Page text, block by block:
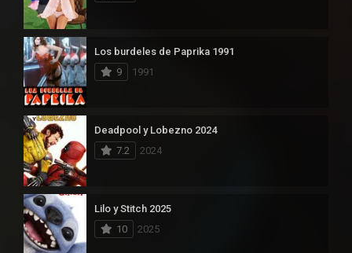
Los burdeles de Paprika 1991
9
1991
Deadpool y Lobezno 2024
7.2
2024
Lilo y Stitch 2025
10
2025